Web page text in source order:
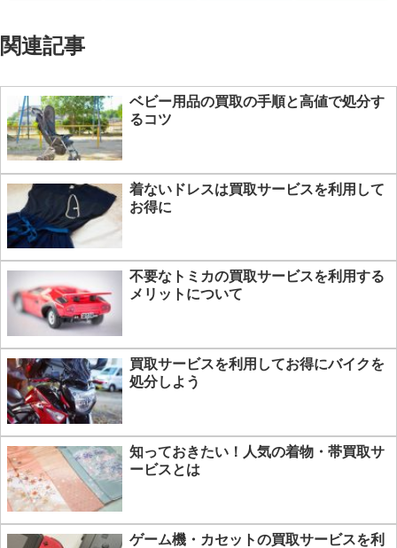
関連記事
ベビー用品の買取の手順と高値で処分す
るコツ
着ないドレスは買取サービスを利用して
お得に
不要なトミカの買取サービスを利用する
メリットについて
買取サービスを利用してお得にバイクを
処分しよう
知っておきたい！人気の着物・帯買取サ
ービスとは
ゲーム機・カセットの買取サービスを利